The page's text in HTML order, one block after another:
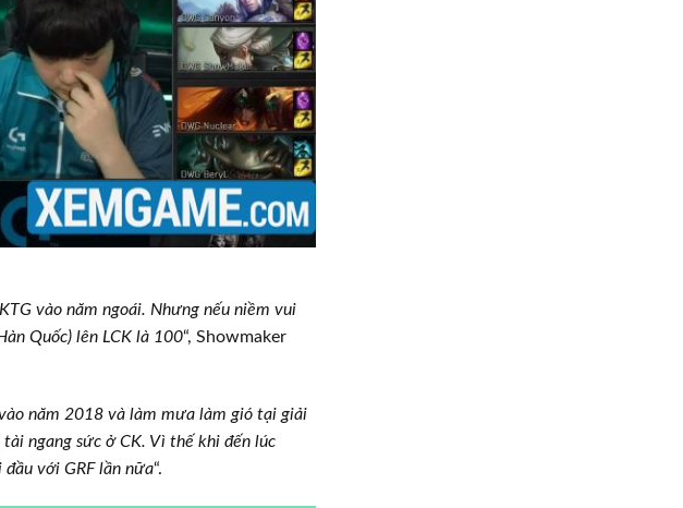
vào năm ngoái. Nhưng nếu niềm vui
Quốc) lên LCK là 100“, Showmaker
năm 2018 và làm mưa làm gió tại giải
ngang sức ở CK. Vì thế khi đến lúc
với GRF lần nữa“.